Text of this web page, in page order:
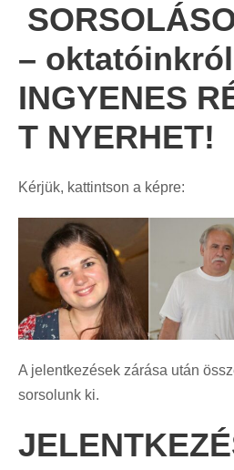
–
INGYENES
T NYERHET!
Kérjük, kattintson a képre:
A jelentkezések zárása után
sorsolunk ki.